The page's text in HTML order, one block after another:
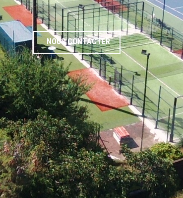
NOUS CONTACTER